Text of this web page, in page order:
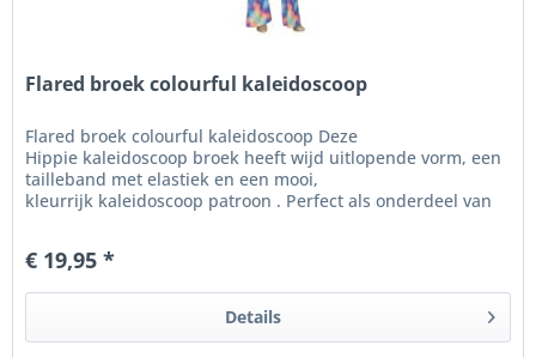
Flared broek colourful kaleidoscoop
Flared broek colourful kaleidoscoop Deze
Hippie kaleidoscoop broek heeft wijd uitlopende vorm, een
tailleband met elastiek en een mooi,
kleurrijk kaleidoscoop patroon . Perfect als onderdeel van
€ 19,95 *
Details